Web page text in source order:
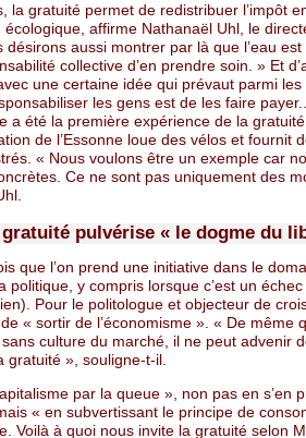
la gratuité permet de redistribuer l’impôt
écologique, affirme Nathanaël Uhl, le
désirons aussi montrer par là que l’eau
collective d’en prendre soin. » Et
une certaine idée qui prévaut parmi
les gens est de les faire
a été la première expérience de la
de l’Essonne loue des vélos et fournit
« Nous voulons être un exemple car
Ce ne sont pas uniquement des
pulvérise « le dogme du
que l’on prend une initiative dans le
politique, y compris lorsque c’est un
Pour le politologue et objecteur de
« sortir de l’économisme ». « De même
culture du marché, il ne peut advenir
gratuité », souligne-t-il.
par la queue », non pas en s’en
« en subvertissant le principe de
Voilà à quoi nous invite la gratuité selon